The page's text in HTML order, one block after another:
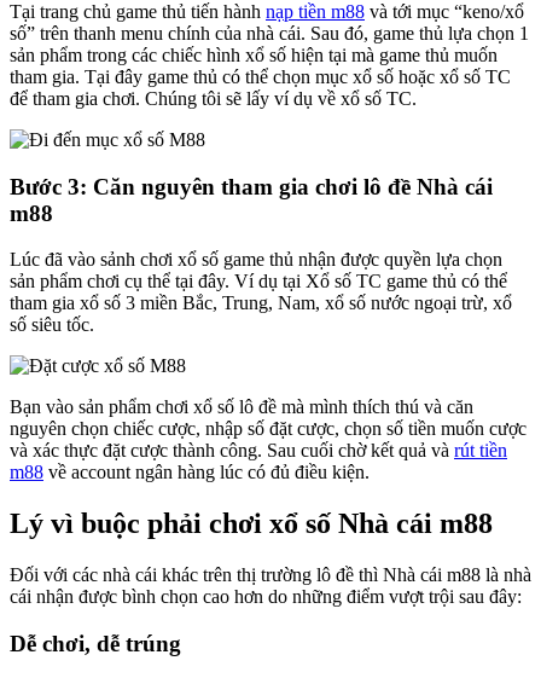
Tại trang chủ game thủ tiến hành nạp tiền m88 và tới mục “keno/xổ
số” trên thanh menu chính của nhà cái. Sau đó, game thủ lựa chọn 1
sản phẩm trong các chiếc hình xổ số hiện tại mà game thủ muốn
tham gia. Tại đây game thủ có thể chọn mục xổ số hoặc xổ số TC
để tham gia chơi. Chúng tôi sẽ lấy ví dụ về xổ số TC.
Bước 3: Căn nguyên tham gia chơi lô đề Nhà cái
m88
Lúc đã vào sảnh chơi xổ số game thủ nhận được quyền lựa chọn
sản phẩm chơi cụ thể tại đây. Ví dụ tại Xổ số TC game thủ có thể
tham gia xổ số 3 miền Bắc, Trung, Nam, xổ số nước ngoại trừ, xổ
số siêu tốc.
Bạn vào sản phẩm chơi xổ số lô đề mà mình thích thú và căn
nguyên chọn chiếc cược, nhập số đặt cược, chọn số tiền muốn cược
và xác thực đặt cược thành công. Sau cuối chờ kết quả và rút tiền
m88 về account ngân hàng lúc có đủ điều kiện.
Lý vì buộc phải chơi xổ số Nhà cái m88
Đối với các nhà cái khác trên thị trường lô đề thì Nhà cái m88 là nhà
cái nhận được bình chọn cao hơn do những điểm vượt trội sau đây:
Dễ chơi, dễ trúng